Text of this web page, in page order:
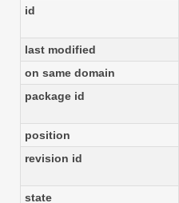
id
last modified
on same domain
package id
position
revision id
state